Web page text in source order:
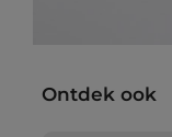
Ontdek ook